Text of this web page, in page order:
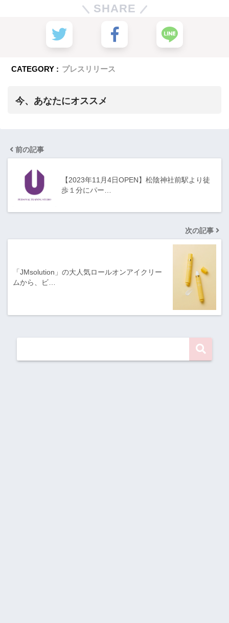
SHARE
CATEGORY : プレスリリース
今、あなたにオススメ
前の記事
【2023年11月4日OPEN】松陰神社前駅より徒
歩１分にパー…
次の記事
「JMsolution」の大人気ロールオンアイクリー
ムから、ビ…